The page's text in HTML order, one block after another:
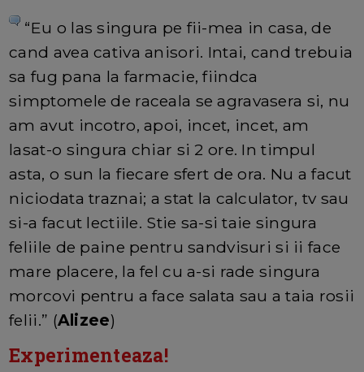
“Eu o las singura pe fii-mea in casa, de
cand avea cativa anisori. Intai, cand trebuia
sa fug pana la farmacie, fiindca
simptomele de raceala se agravasera si, nu
am avut incotro, apoi, incet, incet, am
lasat-o singura chiar si 2 ore. In timpul
asta, o sun la fiecare sfert de ora. Nu a facut
niciodata traznai; a stat la calculator, tv sau
si-a facut lectiile. Stie sa-si taie singura
feliile de paine pentru sandvisuri si ii face
mare placere, la fel cu a-si rade singura
morcovi pentru a face salata sau a taia rosii
felii.” (Alizee)
Experimenteaza!